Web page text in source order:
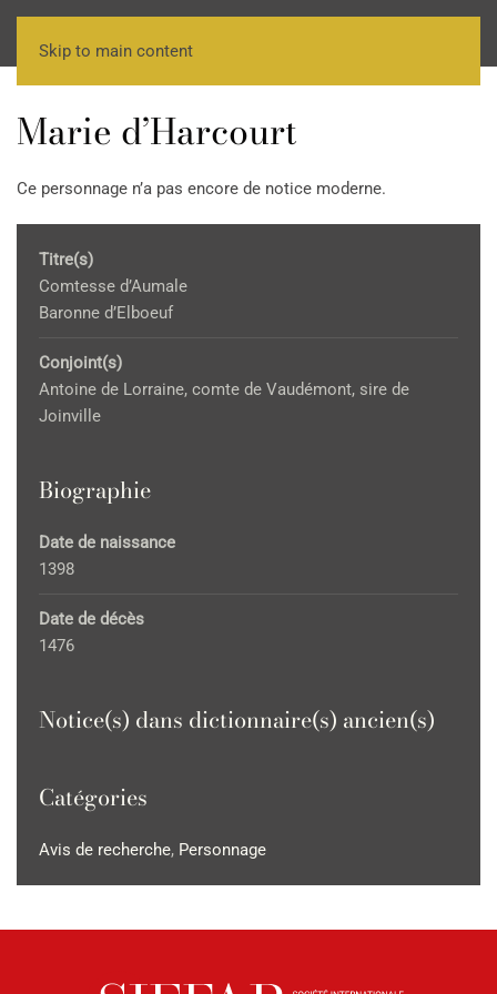
Skip to main content
Marie d’Harcourt
Ce personnage n’a pas encore de notice moderne.
Titre(s)
Comtesse d’Aumale
Baronne d’Elboeuf
Conjoint(s)
Antoine de Lorraine, comte de Vaudémont, sire de
Joinville
Biographie
Date de naissance
1398
Date de décès
1476
Notice(s) dans dictionnaire(s) ancien(s)
Catégories
Avis de recherche, Personnage